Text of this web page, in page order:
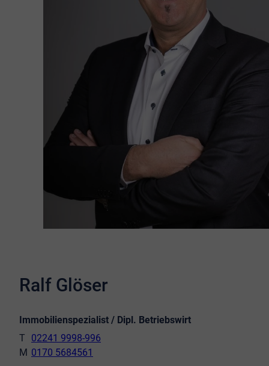
Ralf Glöser
Immobilienspezialist / Dipl. Betriebswirt
02241 9998-996
0170 5684561